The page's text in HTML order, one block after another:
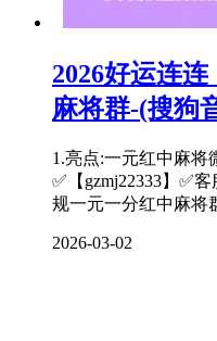
2026好运连
麻将群-(搜狗
1.亮点:一元红中麻将
✅【gzmj22333】✅
规一元一分红中麻将
2026-03-02